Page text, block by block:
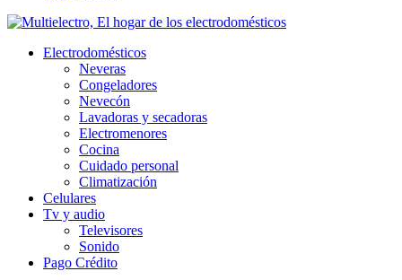
Electrodomésticos
Neveras
Congeladores
Nevecón
Lavadoras y secadoras
​Electromenores
Cocina
Cuidado personal
Climatización
Celulares
Tv y audio
Televisores
Sonido
Pago Crédito